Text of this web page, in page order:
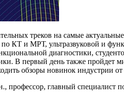
треков на самые
КТ и МРТ, ультразвуковой и
диагностики,
В первый день также пройдет
обзоры новинок индустрии
главный